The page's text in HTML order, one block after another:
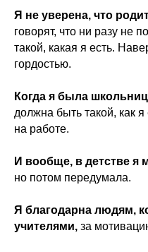
Я не уверена, что
говорят, что ни разу не
такой, какая я есть.
гордостью.
Когда я была
должна быть такой, как
на работе.
И вообще, в детстве я
но потом передумала.
Я благодарна людям,
учителями, за